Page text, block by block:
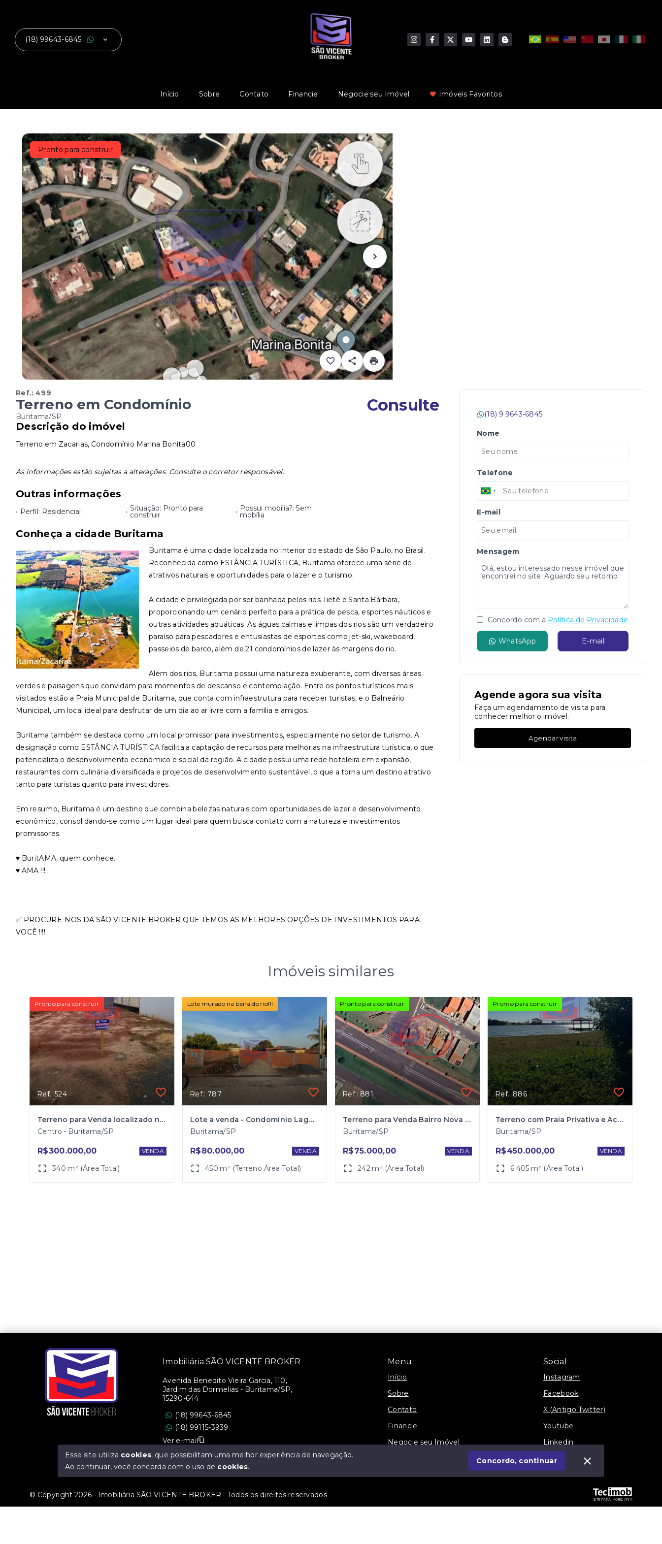
(18) 99643-6845
Início Sobre Contato Financie Negocie seu Imóvel Imóveis Favoritos
Pronto para construir
Ref.:499
Terreno em Condomínio
Buritama/SP
Consulte
Descrição do imóvel
Terreno em Zacarias, Condomínio Marina Bonita00
As informações estão sujeitas a alterações. Consulte o corretor responsável.
Outras informações
• Perfil: Residencial • Situação: Pronto para
construir • Possui mobília?: Sem
mobília
Conheça a cidade Buritama
Buritama é uma cidade localizada no interior do estado de São Paulo, no Brasil.
Reconhecida como ESTÂNCIA TURÍSTICA, Buritama oferece uma série de
atrativos naturais e oportunidades para o lazer e o turismo.
A cidade é privilegiada por ser banhada pelos rios Tietê e Santa Bárbara,
proporcionando um cenário perfeito para a prática de pesca, esportes náuticos e
outras atividades aquáticas. As águas calmas e limpas dos rios são um verdadeiro
paraíso para pescadores e entusiastas de esportes como jet-ski, wakeboard,
passeios de barco, além de 21 condomínios de lazer às margens do rio.
Além dos rios, Buritama possui uma natureza exuberante, com diversas áreas
verdes e paisagens que convidam para momentos de descanso e contemplação. Entre os pontos turísticos mais
visitados estão a Praia Municipal de Buritama, que conta com infraestrutura para receber turistas, e o Balneário
Municipal, um local ideal para desfrutar de um dia ao ar livre com a família e amigos.
Buritama também se destaca como um local promissor para investimentos, especialmente no setor de turismo. A
designação como ESTÂNCIA TURÍSTICA facilita a captação de recursos para melhorias na infraestrutura turística, o que
potencializa o desenvolvimento econômico e social da região. A cidade possui uma rede hoteleira em expansão,
restaurantes com culinária diversificada e projetos de desenvolvimento sustentável, o que a torna um destino atrativo
tanto para turistas quanto para investidores.
Em resumo, Buritama é um destino que combina belezas naturais com oportunidades de lazer e desenvolvimento
econômico, consolidando-se como um lugar ideal para quem busca contato com a natureza e investimentos
promissores.
♥️ BuritAMA, quem conhece...
♥️ AMA !!!
✅ PROCURE-NOS DA SÃO VICENTE BROKER QUE TEMOS AS MELHORES OPÇÕES DE INVESTIMENTOS PARA
VOCÊ !!!!
(18) 9 9643-6845
Nome
Telefone
E-mail
Mensagem
Concordo com a Política de Privacidade
WhatsApp E-mail
Agende agora sua visita
Faça um agendamento de visita para
conhecer melhor o imóvel.
Agendar visita
Imóveis similares
Pronto para construir
Ref.: 524
Terreno para Venda localizado na Avenida Benedito Vieira Garcia (Av. Frei Marcelo Manília) em Buritama
Centro - Buritama/SP
R$300.000,00 VENDA
340 m² (Área Total)
Lote murado na beira do rio!!!
Ref.: 787
Lote a venda - Condomínio Lago Azul 2 em Buritama/SP
Buritama/SP
R$80.000,00 VENDA
450 m² (Terreno Área Total)
Pronto para construir
Ref.: 881
Terreno para Venda Bairro Nova Aliança
Buritama/SP
R$75.000,00 VENDA
242 m² (Área Total)
Pronto para construir
Ref.: 886
Terreno com Praia Privativa e Acesso direto ao Rio Santa Bárbara
Buritama/SP
R$450.000,00 VENDA
6.405 m² (Área Total)
Menu
Início
Sobre
Contato
Financie
Negocie seu Imóvel
Social
Instagram
Facebook
X (Antigo Twitter)
Youtube
Linkedin
Blog
SITE PARA IMOBILIARIA
Imobiliária SÃO VICENTE BROKER
Avenida Benedito Vieira Garcia, 110,
Jardim das Dormelias - Buritama/SP,
15290-644
(18) 99643-6845
(18) 99115-3939
Ver e-mail
CRECI/SP: 36.473-J
© Copyright 2026 - Imobiliária SÃO VICENTE BROKER - Todos os direitos reservados
Esse site utiliza cookies, que possibilitam uma melhor experiência de navegação.
Ao continuar, você concorda com o uso de cookies.
Concordo, continuar